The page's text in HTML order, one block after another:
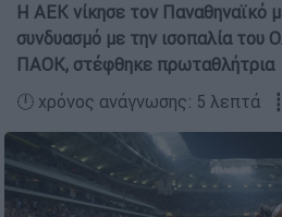
Η ΑΕΚ νίκησε τον Παναθηναϊκό
συνδυασμό με την ισοπαλία του
ΠΑΟΚ, στέφθηκε πρωταθλήτρια
🕛 χρόνος ανάγνωσης: 5 λεπτά ┋